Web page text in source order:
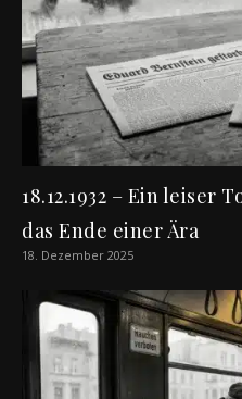
18.12.1932 – Ein leiser
das Ende einer Ära
18. Dezember 2025